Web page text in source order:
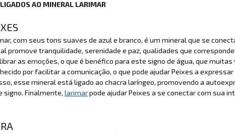
AO MINERAL LARIMAR
com seus tons suaves de azul e branco, é um mineral que se
promove tranquilidade, serenidade e paz, qualidades que
as emoções, o que é benéfico para este signo de água, que
por facilitar a comunicação, o que pode ajudar Peixes a
esse mineral está ligado ao chacra laríngeo, promovendo a
signo. Finalmente, larimarpode ajudar Peixes a se conectar com sua